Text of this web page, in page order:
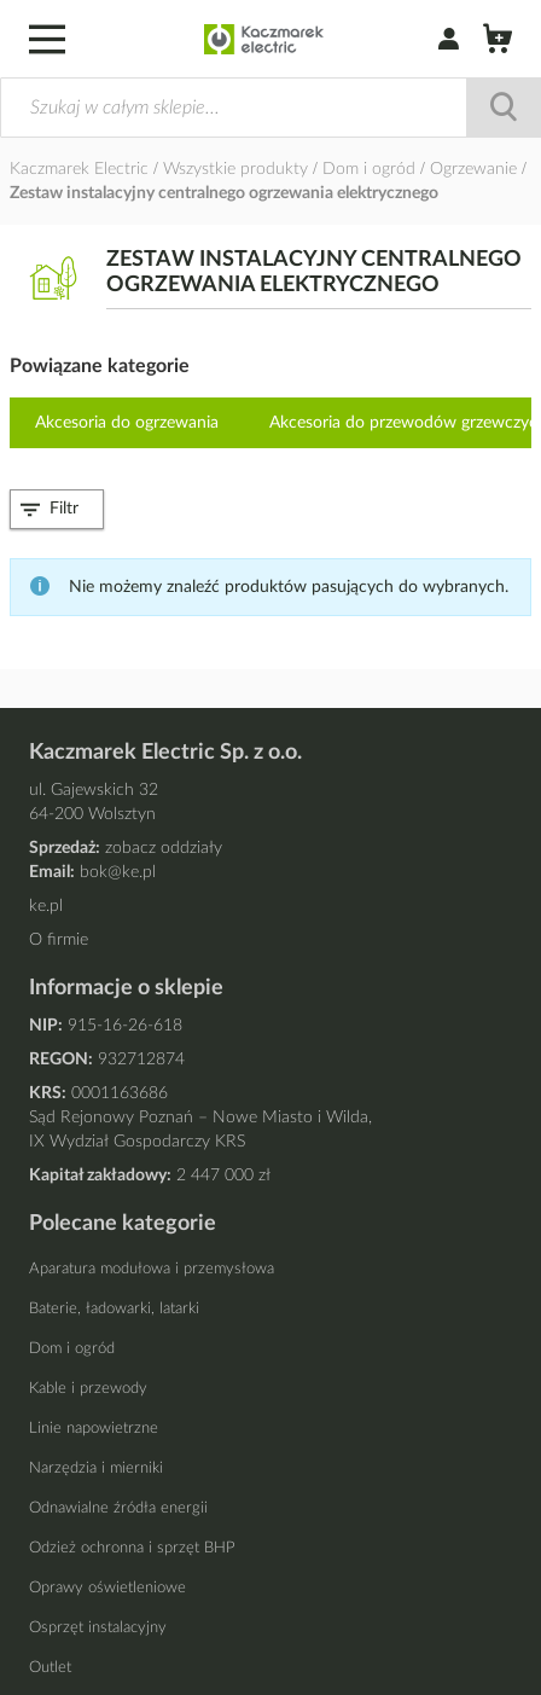
Zaloguj się /
Kaczmarek Electric Wszystkie produkty Dom i ogród
Ogrzewanie
Zestaw instalacyjny centralnego ogrzewania elektrycznego
ZESTAW INSTALACYJNY CENTRALNEGO
OGRZEWANIA ELEKTRYCZNEGO
Powiązane kategorie
Akcesoria do ogrzewania Akcesoria do przewodów
Nie możemy znaleźć produktów pasujących do wybranych.
Filtr
Kaczmarek Electric Sp. z o.o.
ul. Gajewskich 32
64-200 Wolsztyn
Sprzedaż: zobacz oddziały
Email: bok@ke.pl
ke.pl
O firmie
Informacje o sklepie
NIP: 915-16-26-618
REGON: 932712874
KRS: 0001163686
Sąd Rejonowy Poznań – Nowe Miasto i Wilda,
IX Wydział Gospodarczy KRS
Kapitał zakładowy: 2 447 000 zł
Polecane kategorie
Aparatura modułowa i przemysłowa
Baterie, ładowarki, latarki
Dom i ogród
Kable i przewody
Linie napowietrzne
Narzędzia i mierniki
Odnawialne źródła energii
Odzież ochronna i sprzęt BHP
Oprawy oświetleniowe
Osprzęt instalacyjny
Outlet